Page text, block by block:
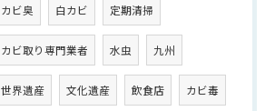
カビ臭 白カビ 定期清掃
カビ取り専門業者 水虫 九州
世界遺産 文化遺産 飲食店 カビ毒